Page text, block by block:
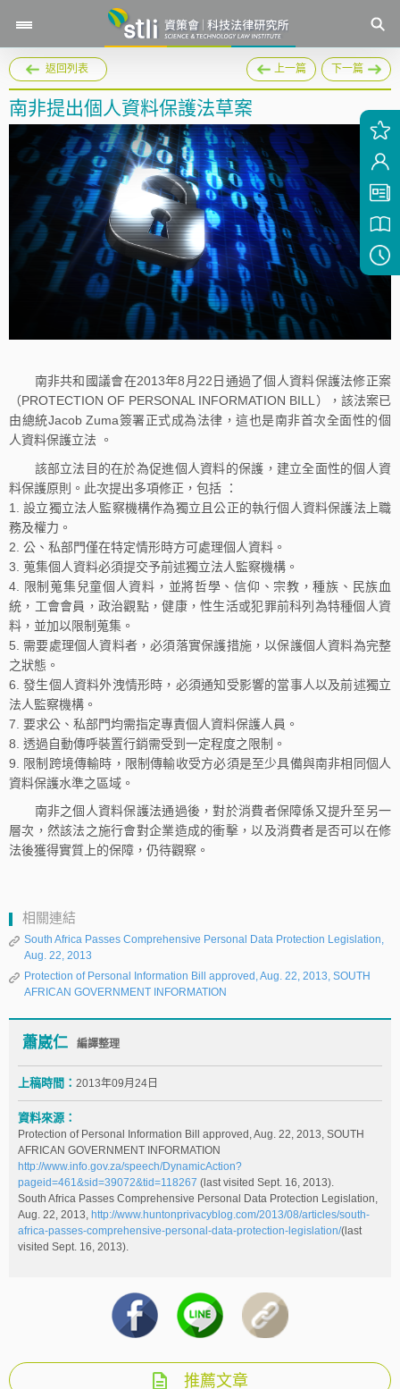
返回列表 上一篇 下一篇
南非提出個人資料保護法草案
南非共和國議會在2013年8月22日通過了個人資料保護法修正案
（PROTECTION OF PERSONAL INFORMATION BILL），該法案已
由總統Jacob Zuma簽署正式成為法律，這也是南非首次全面性的個
人資料保護立法 。
該部立法目的在於為促進個人資料的保護，建立全面性的個人資
料保護原則。此次提出多項修正，包括 ：
1. 設立獨立法人監察機構作為獨立且公正的執行個人資料保護法上職
務及權力。
2. 公、私部門僅在特定情形時方可處理個人資料。
3. 蒐集個人資料必須提交予前述獨立法人監察機構。
4. 限制蒐集兒童個人資料，並將哲學、信仰、宗教，種族、民族血
統，工會會員，政治觀點，健康，性生活或犯罪前科列為特種個人資
料，並加以限制蒐集。
5. 需要處理個人資料者，必須落實保護措施，以保護個人資料為完整
之狀態。
6. 發生個人資料外洩情形時，必須通知受影響的當事人以及前述獨立
法人監察機構。
7. 要求公、私部門均需指定專責個人資料保護人員。
8. 透過自動傳呼裝置行銷需受到一定程度之限制。
9. 限制跨境傳輸時，限制傳輸收受方必須是至少具備與南非相同個人
資料保護水準之區域。
南非之個人資料保護法通過後，對於消費者保障係又提升至另一
層次，然該法之施行會對企業造成的衝擊，以及消費者是否可以在修
法後獲得實質上的保障，仍待觀察。
相關連結
South Africa Passes Comprehensive Personal Data Protection Legislation,
Aug. 22, 2013
Protection of Personal Information Bill approved, Aug. 22, 2013, SOUTH
AFRICAN GOVERNMENT INFORMATION
蕭崴仁 編譯整理
上稿時間： 2013年09月24日
資料來源：
Protection of Personal Information Bill approved, Aug. 22, 2013, SOUTH
AFRICAN GOVERNMENT INFORMATION
http://www.info.gov.za/speech/DynamicAction?
pageid=461&sid=39072&tid=118267 (last visited Sept. 16, 2013).
South Africa Passes Comprehensive Personal Data Protection Legislation,
Aug. 22, 2013, http://www.huntonprivacyblog.com/2013/08/articles/south-
africa-passes-comprehensive-personal-data-protection-legislation/(last
visited Sept. 16, 2013).
推薦文章